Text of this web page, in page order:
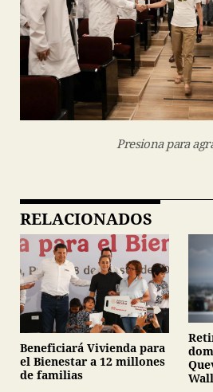
Presiona para
RELACIONADOS
Beneficiará Vivienda para
el Bienestar a 12 millones
de familias